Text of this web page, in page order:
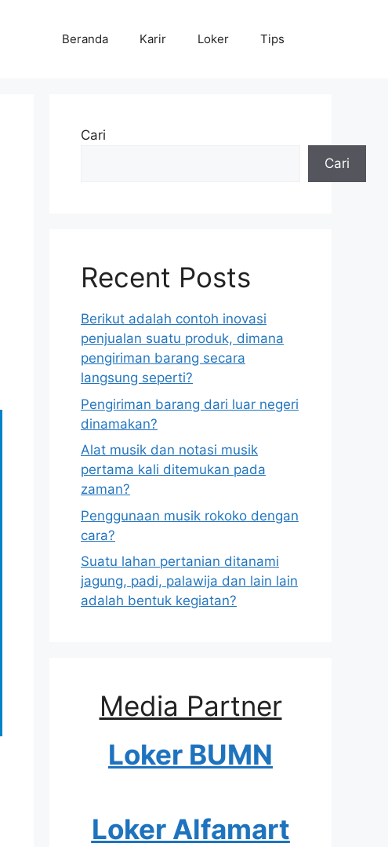
Beranda Karir Loker Tips
Cari
Cari
Recent Posts
Berikut adalah contoh inovasi
penjualan suatu produk, dimana
pengiriman barang secara
langsung seperti?
Pengiriman barang dari luar negeri
dinamakan?
Alat musik dan notasi musik
pertama kali ditemukan pada
zaman?
Penggunaan musik rokoko dengan
cara?
Suatu lahan pertanian ditanami
jagung, padi, palawija dan lain lain
adalah bentuk kegiatan?
Media Partner
Loker BUMN
Loker Alfamart